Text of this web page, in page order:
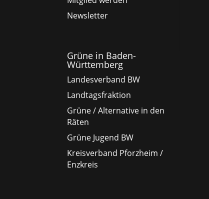
Newsletter
Grüne in Baden-
Württemberg
Landesverband BW
Landtagsfraktion
Grüne / Alternative in den
Räten
Grüne Jugend BW
Kreisverband Pforzheim /
Enzkreis